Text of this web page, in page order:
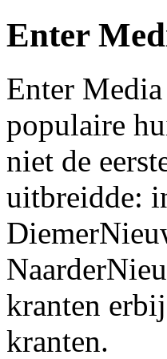
Enter
Enter
populaire
niet de
uitbreidde:
kranten
kranten.